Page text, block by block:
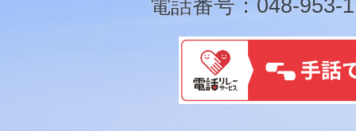
電話番号：048-953-